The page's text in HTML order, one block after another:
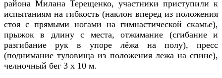
района Милана Терещенко, участники приступили к
испытаниям на гибкость (наклон вперед из положения
стоя с прямыми ногами на гимнастической скамье),
прыжок в длину с места, отжимание (сгибание и
разгибание рук в упоре лёжа на полу), пресс
(поднимание туловища из положения лежа на спине),
челночный бег 3 х 10 м.